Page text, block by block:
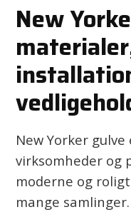
New
New Yorker
virksomheder og
moderne og
mange